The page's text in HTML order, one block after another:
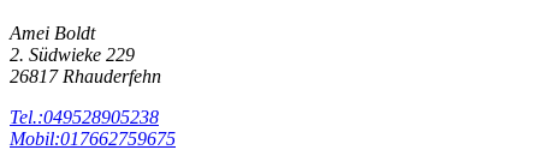
Amei Boldt
2. Südwieke 229
26817 Rhauderfehn
Tel.:049528905238
Mobil:017662759675